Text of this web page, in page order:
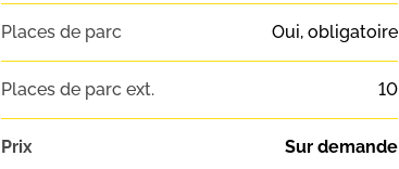
Places de parc Oui, obligatoire
Places de parc ext. 10
Prix Sur demande